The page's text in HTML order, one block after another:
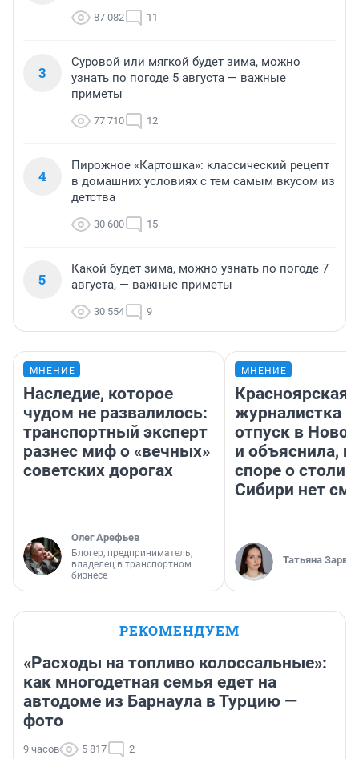
87 082 11
3
Суровой или мягкой будет зима, можно
узнать по погоде 5 августа — важные
приметы
77 710 12
4
Пирожное «Картошка»: классический рецепт
в домашних условиях с тем самым вкусом из
детства
30 600 15
5
Какой будет зима, можно узнать по погоде 7
августа, — важные приметы
30 554 9
МНЕНИЕ
Наследие, которое
чудом не развалилось:
транспортный эксперт
разнес миф о «вечных»
советских дорогах
Олег Арефьев
Блогер, предприниматель,
владелец в транспортном
бизнесе
МНЕНИЕ
Красноярская
журналистка
отпуск в
и объяснила,
споре о
Сибири нет
Татьяна Зарва
РЕКОМЕНДУЕМ
«Расходы на топливо колоссальные»:
как многодетная семья едет на
автодоме из Барнаула в Турцию —
фото
9 часов 5 817 2